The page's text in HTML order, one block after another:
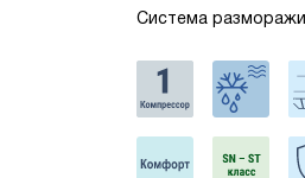
Система